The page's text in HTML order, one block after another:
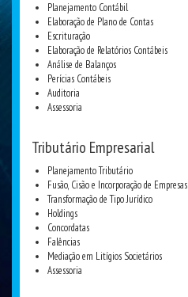
Planejamento Contábil
Elaboração de Plano de Contas
Escrituração
Elaboração de Relatórios Contábeis
Análise de Balanços
Perícias Contábeis
Auditoria
Assessoria
Tributário Empresarial
Planejamento Tributário
Fusão, Cisão e Incorporação de Empresas
Transformação de Tipo Jurídico
Holdings
Concordatas
Falências
Mediação em Litígios Societários
Assessoria